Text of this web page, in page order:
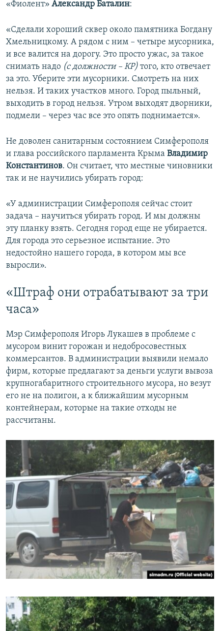
«Фиолент» Александр Баталин:
«Сделали хороший сквер около памятника Богдану
Хмельницкому. А рядом с ним – четыре мусорника,
и все валится на дорогу. Это просто ужас, за такое
снимать надо (с должности – КР) того, кто отвечает
за это. Уберите эти мусорники. Смотреть на них
нельзя. И таких участков много. Город пыльный,
выходить в город нельзя. Утром выходят дворники,
подмели – через час все это опять поднимается».
Не доволен санитарным состоянием Симферополя
и глава российского парламента Крыма Владимир
Константинов. Он считает, что местные чиновники
так и не научились убирать город:
«У администрации Симферополя сейчас стоит
задача – научиться убирать город. И мы должны
эту планку взять. Сегодня город еще не убирается.
Для города это серьезное испытание. Это
недостойно нашего города, в котором мы все
выросли».
«Штраф они отрабатывают за три
часа»
Мэр Симферополя Игорь Лукашев в проблеме с
мусором винит горожан и недобросовестных
коммерсантов. В администрации выявили немало
фирм, которые предлагают за деньги услуги вывоза
крупногабаритного строительного мусора, но везут
его не на полигон, а к ближайшим мусорным
контейнерам, которые на такие отходы не
рассчитаны.